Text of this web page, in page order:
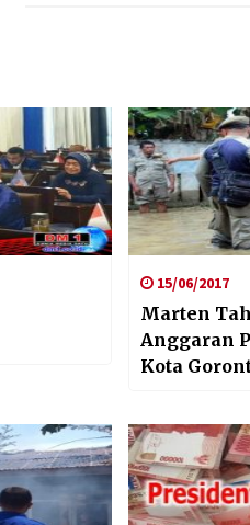
15/06/2017
Marten
Anggaran
Kota